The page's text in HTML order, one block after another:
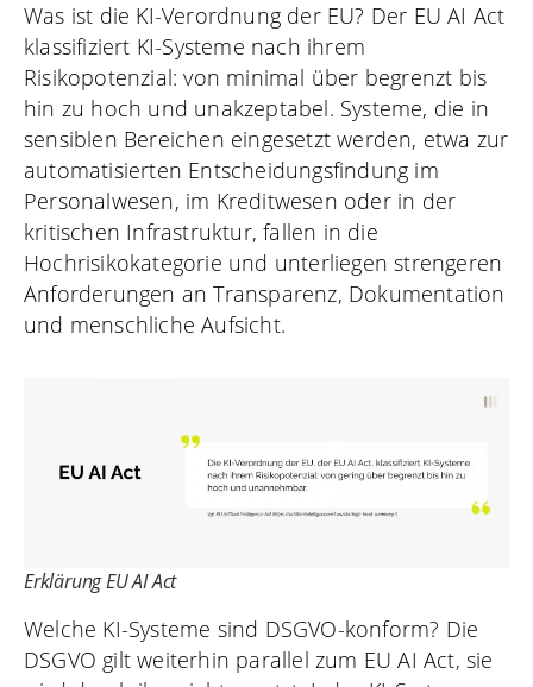
Was ist die KI-Verordnung der EU? Der EU AI Act
klassifiziert KI-Systeme nach ihrem
Risikopotenzial: von minimal über begrenzt bis
hin zu hoch und unakzeptabel. Systeme, die in
sensiblen Bereichen eingesetzt werden, etwa zur
automatisierten Entscheidungsfindung im
Personalwesen, im Kreditwesen oder in der
kritischen Infrastruktur, fallen in die
Hochrisikokategorie und unterliegen strengeren
Anforderungen an Transparenz, Dokumentation
und menschliche Aufsicht.
Erklärung EU AI Act
Welche KI-Systeme sind DSGVO-konform? Die
DSGVO gilt weiterhin parallel zum EU AI Act, sie